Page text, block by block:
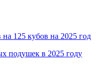
125 кубов на 2025 год
подушек в 2025 году